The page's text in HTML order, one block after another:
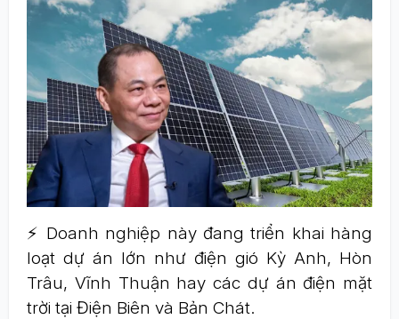
⚡ Doanh nghiệp này đang triển khai hàng
loạt dự án lớn như điện gió Kỳ Anh, Hòn
Trâu, Vĩnh Thuận hay các dự án điện mặt
trời tại Điện Biên và Bản Chát.